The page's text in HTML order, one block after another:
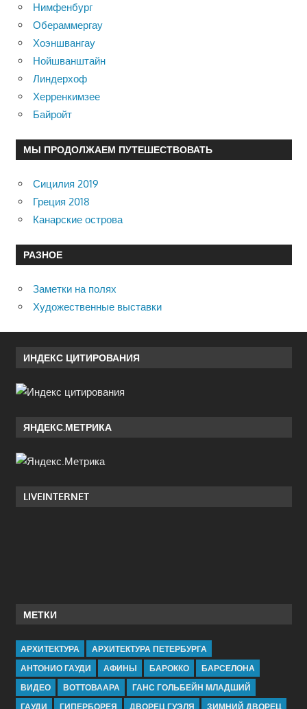
Нимфенбург
Обераммергау
Хоэншвангау
Нойшванштайн
Линдерхоф
Херренкимзее
Байройт
МЫ ПРОДОЛЖАЕМ ПУТЕШЕСТВОВАТЬ
Сицилия 2019
Греция 2018
Канарские острова
РАЗНОЕ
Заметки на полях
Художественные выставки
ИНДЕКС ЦИТИРОВАНИЯ
ЯНДЕКС.МЕТРИКА
LIVEINTERNET
МЕТКИ
АРХИТЕКТУРА
АРХИТЕКТУРА ПЕТЕРБУРГА
АНТОНИО ГАУДИ
АФИНЫ БАРОККО
БАРСЕЛОНА
ВИДЕО
ВОТТОВААРА
ГАНС ГОЛЬБЕЙН МЛАДШИЙ
ГАУДИ
ГИПЕРБОРЕЯ ДВОРЕЦ ГУЭЛЯ ЗИМНИЙ ДВОРЕЦ